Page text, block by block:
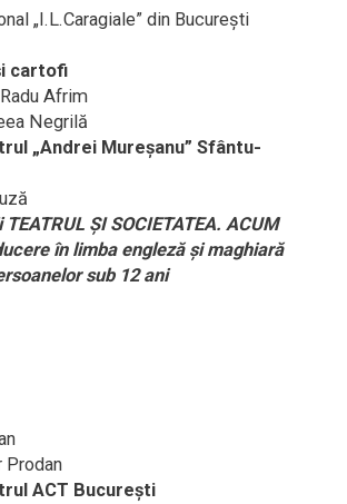
„I.L.Caragiale” din București
cartofi
Afrim
Negrilă
„Andrei Mureșanu” Sfântu-
ŞI SOCIETATEA. ACUM
în limba engleză și maghiară
sub 12 ani
Prodan
ACT București